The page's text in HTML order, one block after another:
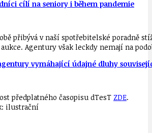
cílí na seniory i během pandemie
přibývá v naší spotřebitelské poradně
Agentury však leckdy nemají na
vymáhající údajné dluhy
předplatného časopisu dTesT ZDE.
ilustrační